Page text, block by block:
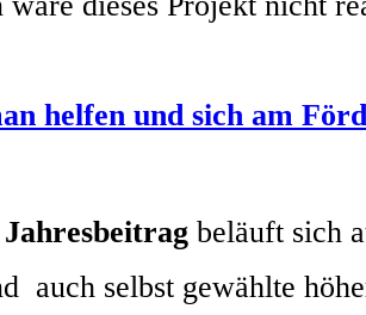
helfen und sich am
Jahresbeitrag beläuft sich
auch selbst gewählte